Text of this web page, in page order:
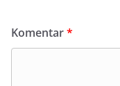
Komentar*